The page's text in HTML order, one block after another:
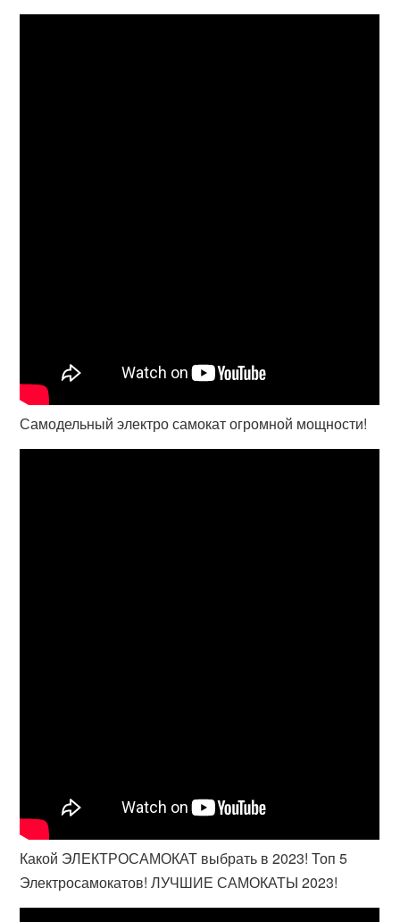
Самодельный электро самокат огромной мощности!
Какой ЭЛЕКТРОСАМОКАТ выбрать в 2023! Топ 5
Электросамокатов! ЛУЧШИЕ САМОКАТЫ 2023!